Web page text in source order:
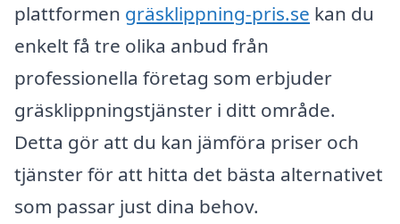
plattformen gräsklippning-pris.se kan du
enkelt få tre olika anbud från
professionella företag som erbjuder
gräsklippningstjänster i ditt område.
Detta gör att du kan jämföra priser och
tjänster för att hitta det bästa alternativet
som passar just dina behov.